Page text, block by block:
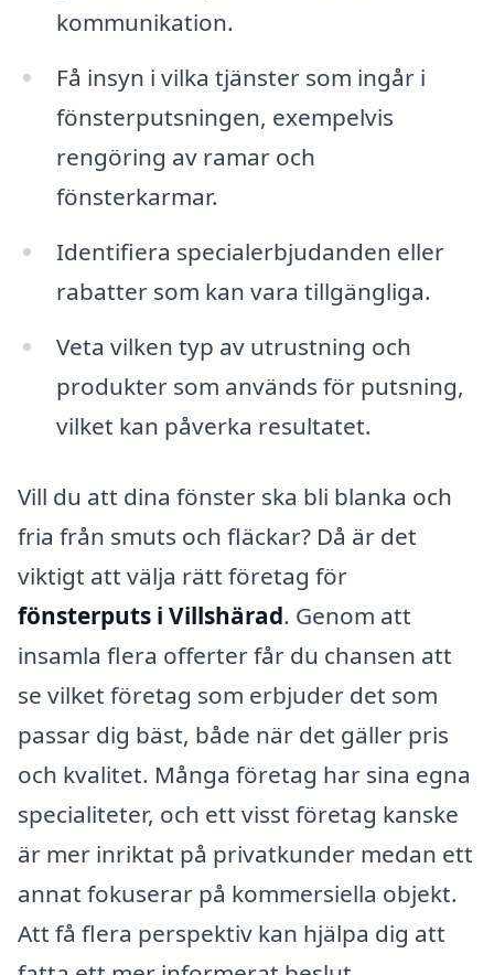
kommunikation.
Få insyn i vilka tjänster som ingår i
fönsterputsningen, exempelvis
rengöring av ramar och
fönsterkarmar.
Identifiera specialerbjudanden eller
rabatter som kan vara tillgängliga.
Veta vilken typ av utrustning och
produkter som används för putsning,
vilket kan påverka resultatet.
Vill du att dina fönster ska bli blanka och
fria från smuts och fläckar? Då är det
viktigt att välja rätt företag för
fönsterputs i Villshärad. Genom att
insamla flera offerter får du chansen att
se vilket företag som erbjuder det som
passar dig bäst, både när det gäller pris
och kvalitet. Många företag har sina egna
specialiteter, och ett visst företag kanske
är mer inriktat på privatkunder medan ett
annat fokuserar på kommersiella objekt.
Att få flera perspektiv kan hjälpa dig att